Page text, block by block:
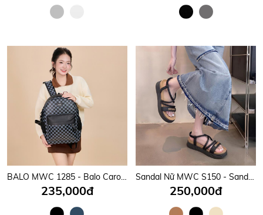
BALO MWC 1285 - Balo Caro Đi Học, Đi Làm Đậm Chất Streetwear Cá Tính, Chất Ngầu Mỗi Bước Chân.
235,000đ
Sandal Nữ MWC S150 - Sandal Nữ Quai Mảnh Phối Khoá Chữ Kim Loại Sáng Đẹp, Thanh Lịch, Thời Trang.
250,000đ